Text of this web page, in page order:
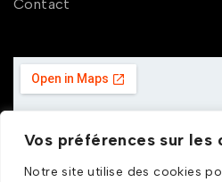
Vos préférences sur les
Notre site utilise des cookies
Contact